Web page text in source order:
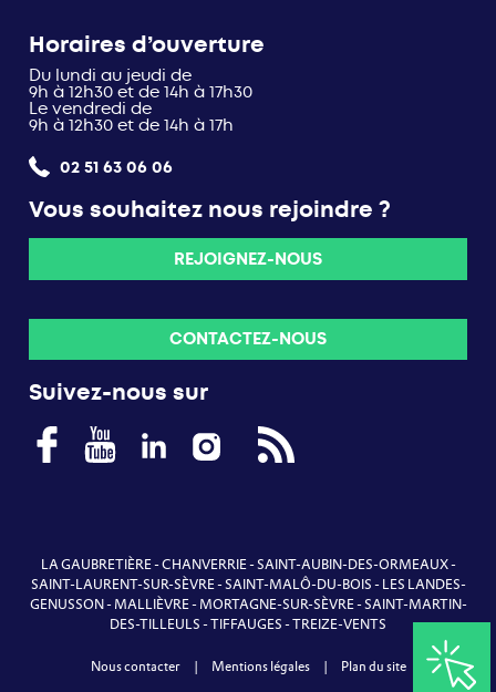
Horaires d’ouverture
Du lundi au jeudi de
9h à 12h30 et de 14h à 17h30
Le vendredi de
9h à 12h30 et de 14h à 17h
02 51 63 06 06
Vous souhaitez nous rejoindre ?
REJOIGNEZ-NOUS
CONTACTEZ-NOUS
Suivez-nous sur
LA GAUBRETIÈRE-CHANVERRIE-SAINT-AUBIN-DES-ORMEAUX-
SAINT-LAURENT-SUR-SÈVRE-SAINT-MALÔ-DU-BOIS-LES LANDES-
GENUSSON-MALLIÈVRE-MORTAGNE-SUR-SÈVRE-SAINT-MARTIN-
DES-TILLEULS-TIFFAUGES-TREIZE-VENTS
Nous contacter | Mentions légales | Plan du site